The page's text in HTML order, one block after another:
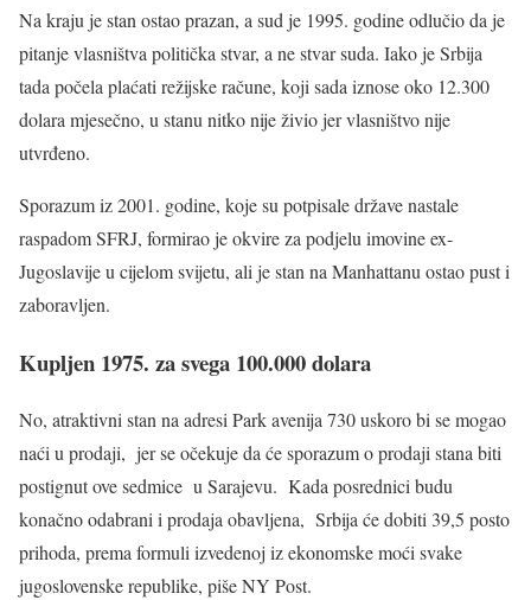
Na kraju je stan ostao prazan, a sud je 1995. godine odlučio da je
pitanje vlasništva politička stvar, a ne stvar suda. Iako je Srbija
tada počela plaćati režijske račune, koji sada iznose oko 12.300
dolara mjesečno, u stanu nitko nije živio jer vlasništvo nije
utvrđeno.
Sporazum iz 2001. godine, koje su potpisale države nastale
raspadom SFRJ, formirao je okvire za podjelu imovine ex-
Jugoslavije u cijelom svijetu, ali je stan na Manhattanu ostao pust i
zaboravljen.
Kupljen 1975. za svega 100.000 dolara
No, atraktivni stan na adresi Park avenija 730 uskoro bi se mogao
naći u prodaji, jer se očekuje da će sporazum o prodaji stana biti
postignut ove sedmice u Sarajevu. Kada posrednici budu
konačno odabrani i prodaja obavljena, Srbija će dobiti 39,5 posto
prihoda, prema formuli izvedenoj iz ekonomske moći svake
jugoslovenske republike, piše NY Post.